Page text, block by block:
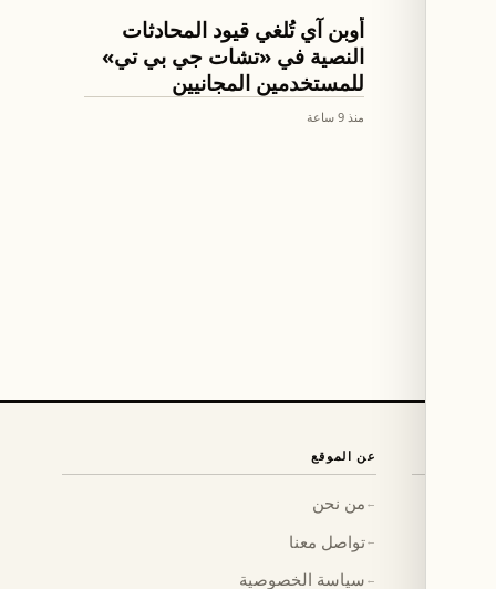
الذكاء الإصطناعي
أوبن آي تُلغي قيود المحادثات
النصية في «تشات جي بي تي»
للمستخدمين المجانيين
منذ 9 ساعة
عن الموقع
← من نحن
←تواصل معنا
← سياسة الخصوصية